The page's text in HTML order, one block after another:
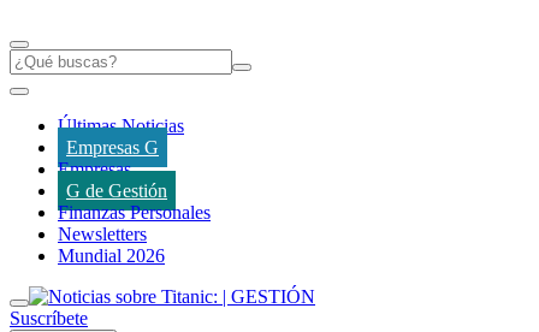
Últimas Noticias
Empresas G
Empresas
G de Gestión
Finanzas Personales
Newsletters
Mundial 2026
Suscríbete